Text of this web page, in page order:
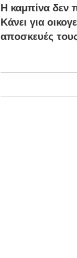
Η καμπίνα δεν
Κάνει για
αποσκευές